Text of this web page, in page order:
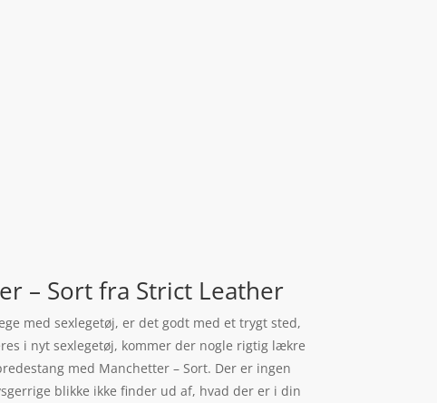
– Sort fra Strict Leather
med sexlegetøj, er det godt med et trygt sted,
i nyt sexlegetøj, kommer der nogle rigtig lækre
med Manchetter – Sort. Der er ingen
blikke ikke finder ud af, hvad der er i din